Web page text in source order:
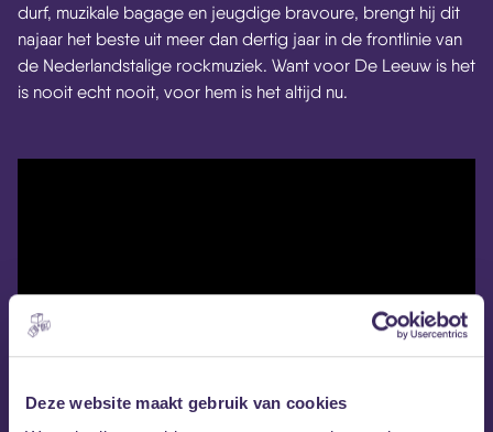
Deze website maakt gebruik van cookies
durf, muzikale bagage en jeugdige bravoure, brengt hij dit
najaar het beste uit meer dan dertig jaar in de frontlinie van
de Nederlandstalige rockmuziek. Want voor De Leeuw is het
is nooit echt nooit, voor hem is het altijd nu.